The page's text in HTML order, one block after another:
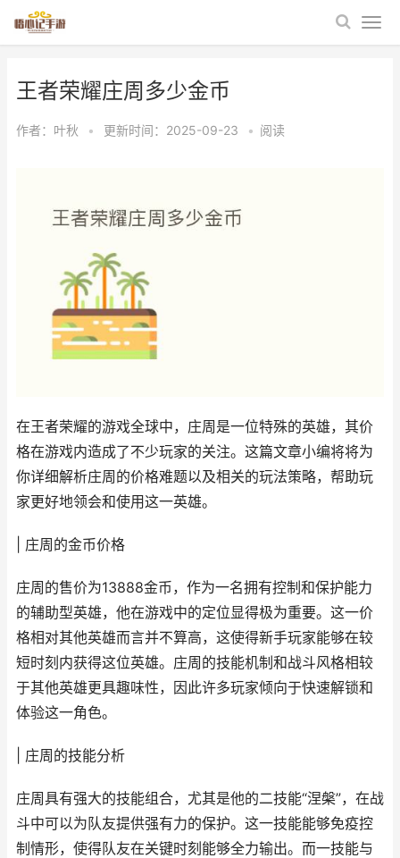
王者荣耀庄周多少金币
作者： 叶秋 • 更新时间：2025-09-23 • 阅读
在王者荣耀的游戏全球中，庄周是一位特殊的英雄，其价
格在游戏内造成了不少玩家的关注。这篇文章小编将将为
你详细解析庄周的价格难题以及相关的玩法策略，帮助玩
家更好地领会和使用这一英雄。
| 庄周的金币价格
庄周的售价为13888金币，作为一名拥有控制和保护能力
的辅助型英雄，他在游戏中的定位显得极为重要。这一价
格相对其他英雄而言并不算高，这使得新手玩家能够在较
短时刻内获得这位英雄。庄周的技能机制和战斗风格相较
于其他英雄更具趣味性，因此许多玩家倾向于快速解锁和
体验这一角色。
| 庄周的技能分析
庄周具有强大的技能组合，尤其是他的二技能“涅槃”，在战
斗中可以为队友提供强有力的保护。这一技能能够免疫控
制情形，使得队友在关键时刻能够全力输出。而一技能与